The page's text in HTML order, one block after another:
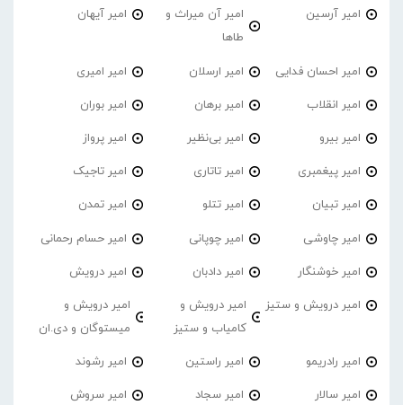
امیر آرسین
امیر آن میراث و
طاها
امیر آیهان
امیر احسان فدایی امیر ارسلان امیر امیری
امیر انقلاب امیر برهان امیر‌ بوران
امیر بیرو امیر بی‌نظیر امیر پرواز
امیر پیغمبری امیر تاتاری امیر تاجیک
امیر تبیان امیر تتلو امیر تمدن
امیر چاوشی امیر چوپانی امیر حسام رحمانی
امیر خوشنگار امیر دادبان امیر درویش
امیر درویش و ستیز
امیر درویش و
کامیاب و ستیز
امیر درویش و
میستوگان و دی.ان
امیر رادریمو امیر راستین امیر رشوند
امیر سالار امیر سجاد امیر سروش